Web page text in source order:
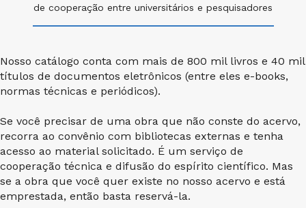
de cooperação entre universitários e pesquisadores
Nosso catálogo conta com mais de 800 mil livros e 40 mil
títulos de documentos eletrônicos (entre eles e-books,
normas técnicas e periódicos).
Se você precisar de uma obra que não conste do acervo,
recorra ao convênio com bibliotecas externas e tenha
acesso ao material solicitado. É um serviço de
cooperação técnica e difusão do espírito científico. Mas
se a obra que você quer existe no nosso acervo e está
emprestada, então basta reservá-la.